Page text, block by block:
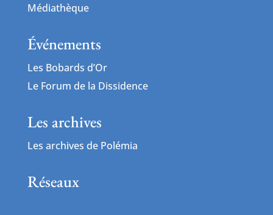
Médiathèque
Événements
Les Bobards d’Or
Le Forum de la Dissidence
Les archives
Les archives de Polémia
Réseaux